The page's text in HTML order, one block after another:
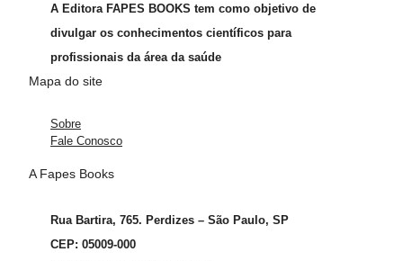
A Editora FAPES BOOKS tem como objetivo de
divulgar os conhecimentos científicos para
profissionais da área da saúde
Mapa do site
Sobre
Fale Conosco
A Fapes Books
Rua Bartira, 765. Perdizes – São Paulo, SP
CEP: 05009-000